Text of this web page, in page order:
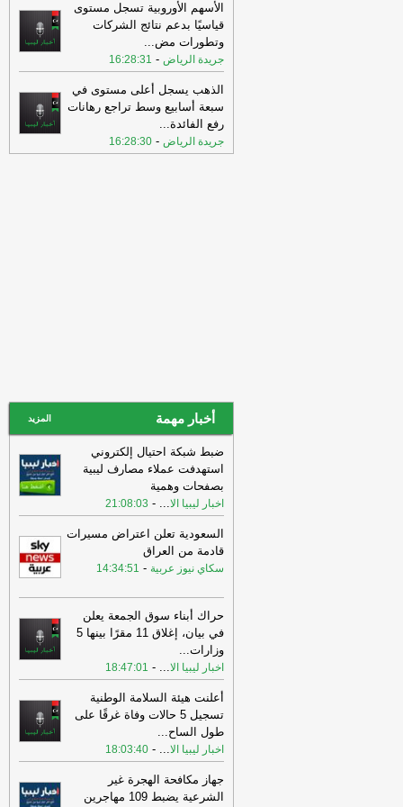
«الخروقات الإسرائيلية» وحصيلة قتلى
صادمة- عين ليبيا
18:18
«جواسيس بالقطعة».. كيف تحاول
إيران اختراق إسرائيل من الداخل؟-عين
ليبيا
18:18
دراسة تدق ناقوس الخطر: رفع
سن التقاعد قد يأتي على حساب صحة
الموظفين- اخبار ليبيا الان
الأسهم الأوروبية تسجل مستوى
قياسيًا بدعم نتائج الشركات
وتطورات مض...
جريدة الرياض -
16:28:31
الذهب يسجل أعلى مستوى في
سبعة أسابيع وسط تراجع رهانات
رفع الفائدة...
جريدة الرياض -
16:28:30
أخبار مهمة المزيد
ضبط شبكة احتيال إلكتروني
استهدفت عملاء مصارف ليبية
بصفحات وهمية
اخبار ليبيا الا...
-
21:08:03
السعودية تعلن اعتراض مسيرات
قادمة من العراق
سكاي نيوز عربية -
14:34:51
حراك أبناء سوق الجمعة يعلن
في بيان، إغلاق 11 مقرًا بينها 5
وزارات...
اخبار ليبيا الا...
-
18:47:01
أعلنت هيئة السلامة الوطنية
تسجيل 5 حالات وفاة غرقًا على
طول الساح...
اخبار ليبيا الا...
-
18:03:40
جهاز مكافحة الهجرة غير
الشرعية يضبط 109 مهاجرين